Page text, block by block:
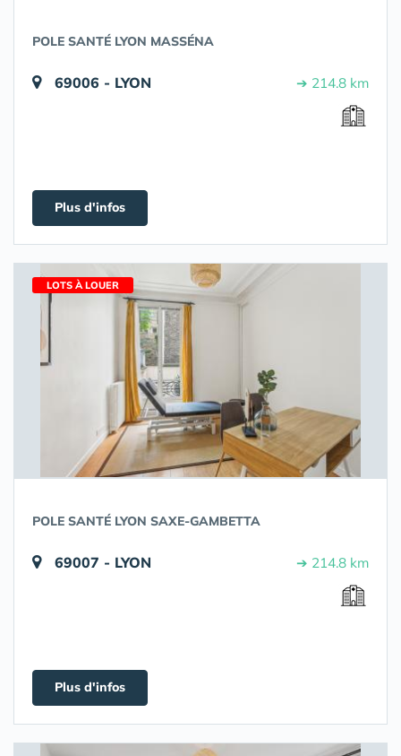
POLE SANTÉ LYON MASSÉNA
69006 - LYON ➔ 214.8 km
Plus d'infos
LOTS À LOUER
POLE SANTÉ LYON SAXE-GAMBETTA
69007 - LYON ➔ 214.8 km
Plus d'infos